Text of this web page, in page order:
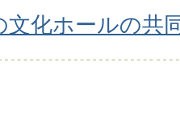
文化ホールの共